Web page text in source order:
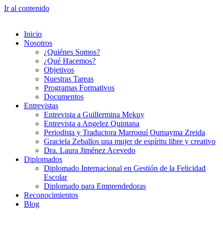
Ir al contenido
Inicio
Nosotros
¿Quiénes Somos?
¿Qué Hacemos?
Objetivos
Nuestras Tareas
Programas Formativos
Documentos
Entrevistas
Entrevista a Guillermina Mekuy
Entrevista a Angelez Quintana
Periodista y Traductora Marroquí Oumayma Zreida
Graciela Zeballos una mujer de espíritu libre y creativo
Dra. Laura Jiménez Acevedo
Diplomados
Diplomado Internacional en Gestión de la Felicidad
Escolar
Diplomado para Emprendedoras
Reconocimientos
Blog